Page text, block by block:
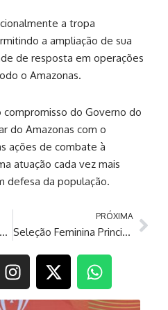
a tropa
a ampliação de sua
de resposta em operações
o Amazonas.
do Governo do
do Amazonas com o
ações de combate à
atuação cada vez mais
defesa da população.
Manausprev convoca aniversariantes de junho para recadastramento e reforça alerta de suspensão de benefícios
PRÓXIMA
Seleção Feminina Principal realiza primeiro treino em São Paulo